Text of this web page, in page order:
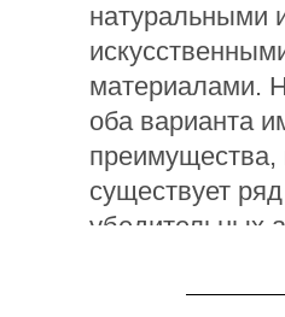
натуральными
материалами.
оба варианта
преимущества,
существует ряд
убедительных
которые